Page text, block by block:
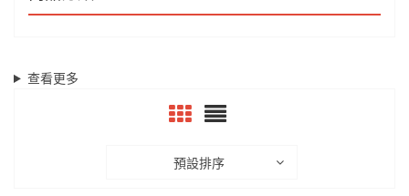
查看更多
預設排序